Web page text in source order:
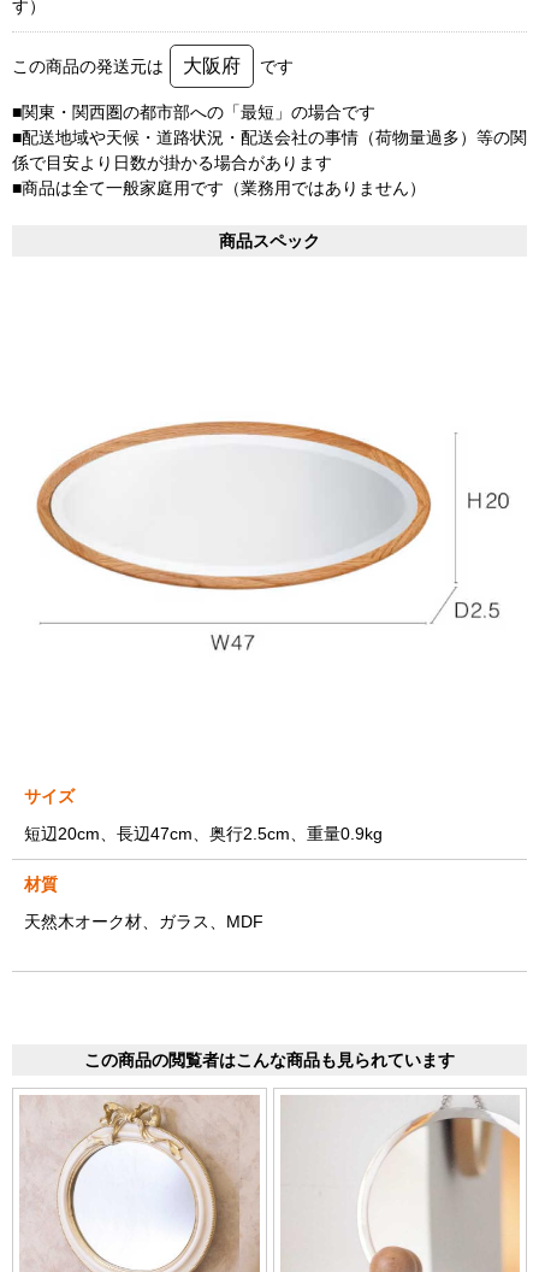
す）
この商品の発送元は 大阪府 です
■関東・関西圏の都市部への「最短」の場合です
■配送地域や天候・道路状況・配送会社の事情（荷物量過多）等の関
係で目安より日数が掛かる場合があります
■商品は全て一般家庭用です（業務用ではありません）
商品スペック
サイズ
短辺20cm、長辺47cm、奥行2.5cm、重量0.9kg
材質
天然木オーク材、ガラス、MDF
この商品の閲覧者はこんな商品も見られています